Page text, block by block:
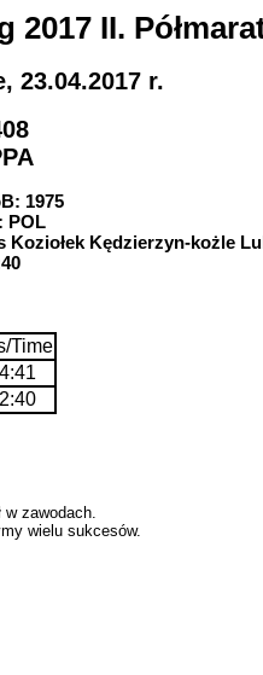
2017 II.
23.04.2017 r.
1975
POL
Koziołek Kędzierzyn-kożle
Time
w zawodach.
wielu sukcesów.